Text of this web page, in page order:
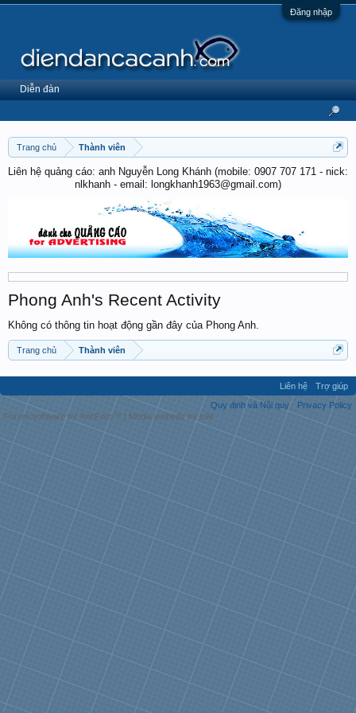
Đăng nhập
Trang chủ Thành viên
Liên hệ quảng cáo: anh Nguyễn Long Khánh (mobile: 0907 707 171 - nick:
nlkhanh - email: longkhanh1963@gmail.com)
Phong Anh's Recent Activity
Không có thông tin hoạt động gần đây của Phong Anh.
Trang chủ Thành viên
Diễn đàn
Liên hệ
Trợ giúp
Quy định và Nội quy
Privacy Policy
Forum software by XenForo™ | Media embeds by s9e